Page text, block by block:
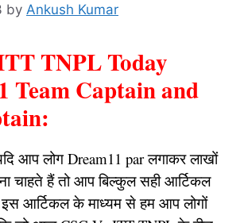
by Ankush Kumar
TNPL Today
Team Captain and
आप लोग Dream11 par लगाकर लाखों
चाहते हैं तो आप बिल्कुल सही आर्टिकल
आर्टिकल के माध्यम से हम आप लोगों